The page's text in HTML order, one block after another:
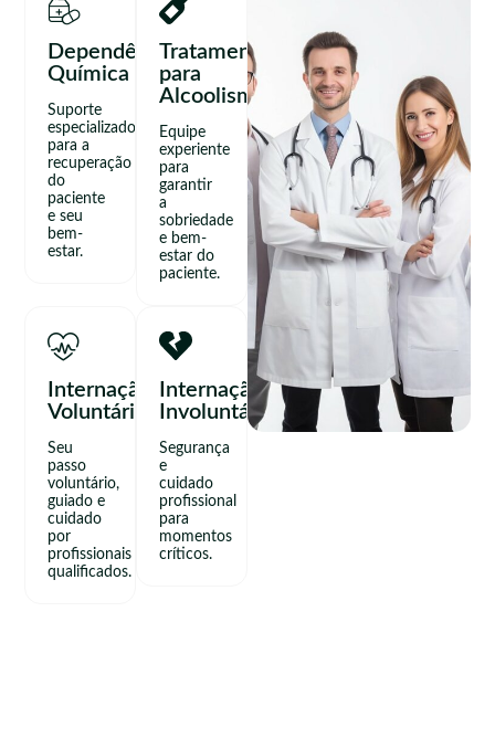
Dependência
Química
Suporte
especializado
para a
recuperação
do
paciente
e seu
bem-
estar.
Tratamento
para
Alcoolismo
Equipe
experiente
para
garantir
a
sobriedade
e bem-
estar do
paciente.
Internação
Voluntária
Seu
passo
voluntário,
guiado e
cuidado
por
profissionais
qualificados.
Internação
Involuntária
Segurança
e
cuidado
profissional
para
momentos
críticos.